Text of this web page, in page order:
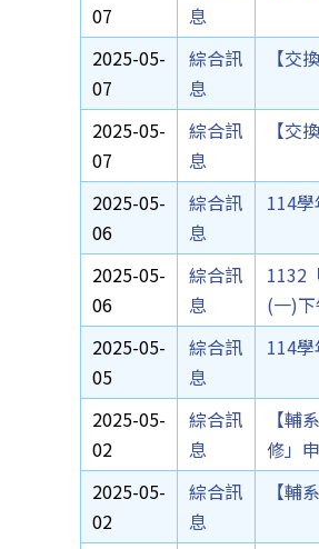
07
息
2025-05-
07
綜合訊
息
【交
2025-05-
07
綜合訊
息
【交
2025-05-
06
綜合訊
息
114
2025-05-
06
綜合訊
息
1132
(一)
2025-05-
05
綜合訊
息
114
2025-05-
02
綜合訊
息
【輔
修」
2025-05-
02
綜合訊
息
【輔